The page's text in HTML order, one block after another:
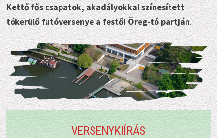
Kettő fős csapatok, akadályokkal színesített
tókerülő futóversenye a festői Öreg-tó partján.
VERSENYKIÍRÁS